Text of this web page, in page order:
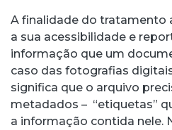
A finalidade do tratamento
a sua acessibilidade e
informação que um
caso das fotografias
significa que o arquivo
metadados – “etiquetas”
a informação contida nele.